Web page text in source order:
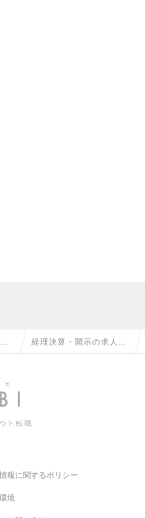
経理決算・開示の求人情
ト転職
報に関するポリシー
境